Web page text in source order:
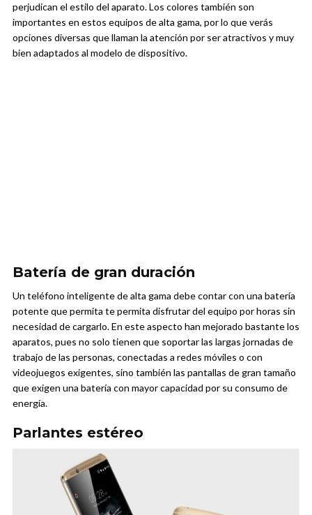
perjudican el estilo del aparato. Los colores también son
importantes en estos equipos de alta gama, por lo que verás
opciones diversas que llaman la atención por ser atractivos y muy
bien adaptados al modelo de dispositivo.
Batería de gran duración
Un teléfono inteligente de alta gama debe contar con una batería
potente que permita te permita disfrutar del equipo por horas sin
necesidad de cargarlo. En este aspecto han mejorado bastante los
aparatos, pues no solo tienen que soportar las largas jornadas de
trabajo de las personas, conectadas a redes móviles o con
videojuegos exigentes, sino también las pantallas de gran tamaño
que exigen una batería con mayor capacidad por su consumo de
energía.
Parlantes estéreo